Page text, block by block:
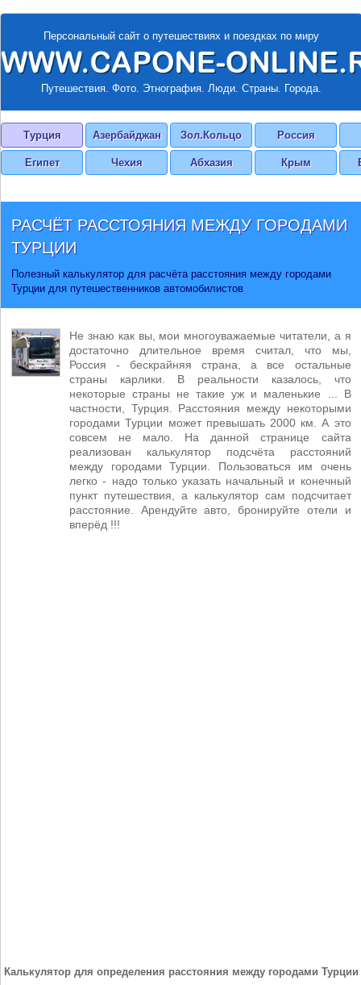
Персональный сайт о путешествиях и поездках по миру
Путешествия. Фото. Этнография. Люди. Страны. Города.
Турция Азербайджан Зол.Кольцо Россия
Египет Чехия Абхазия Крым
РАСЧЁТ РАССТОЯНИЯ МЕЖДУ ГОРОДАМИ
ТУРЦИИ
Полезный калькулятор для расчёта расстояния между городами
Турции для путешественников автомобилистов
Не знаю как вы, мои многоуважаемые читатели, а я
достаточно длительное время считал, что мы,
Россия - бескрайняя страна, а все остальные
страны карлики. В реальности казалось, что
некоторые страны не такие уж и маленькие ... В
частности, Турция. Расстояния между некоторыми
городами Турции может превышать 2000 км. А это
совсем не мало. На данной странице сайта
реализован калькулятор подсчёта расстояний
между городами Турции. Пользоваться им очень
легко - надо только указать начальный и конечный
пункт путешествия, а калькулятор сам подсчитает
расстояние. Арендуйте авто, бронируйте отели и
вперёд !!!
Калькулятор для определения расстояния между городами Турции